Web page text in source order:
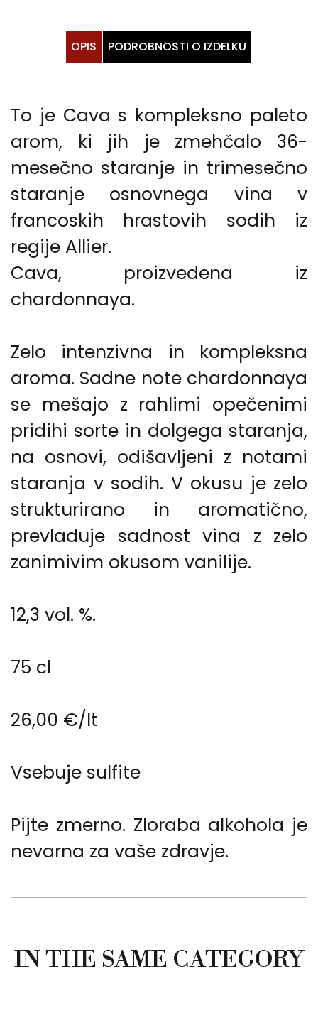
OPIS PODROBNOSTI O IZDELKU
To je Cava s kompleksno paleto
arom, ki jih je zmehčalo 36-
mesečno staranje in trimesečno
staranje osnovnega vina v
francoskih hrastovih sodih iz
regije Allier.
Cava, proizvedena iz
chardonnaya.
Zelo intenzivna in kompleksna
aroma. Sadne note chardonnaya
se mešajo z rahlimi opečenimi
pridihi sorte in dolgega staranja,
na osnovi, odišavljeni z notami
staranja v sodih. V okusu je zelo
strukturirano in aromatično,
prevladuje sadnost vina z zelo
zanimivim okusom vanilije.
12,3 vol. %.
75 cl
26,00 €/lt
Vsebuje sulfite
Pijte zmerno. Zloraba alkohola je
nevarna za vaše zdravje.
IN THE SAME CATEGORY